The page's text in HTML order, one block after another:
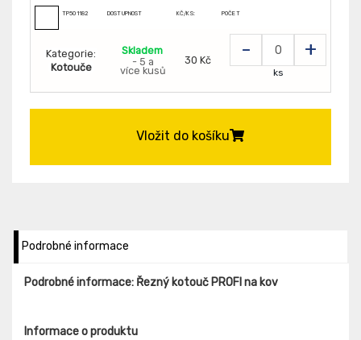
TP501182 DOSTUPNOST KČ/KS: POČET
Kategorie:
Kotouče
Skladem
- 5 a
více kusů
30 Kč - +
ks
Vložit do košíku
Podrobné informace
Podrobné informace: Řezný kotouč PROFI na kov
Informace o produktu